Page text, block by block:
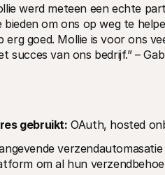
werd meteen een echte
om ons op weg te
erg goed. Mollie is voor ons
succes van ons bedrijf.” –
gebruikt: OAuth, hosted
om al hun